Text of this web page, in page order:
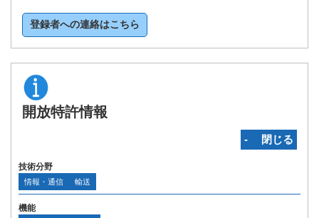
登録者への連絡はこちら
開放特許情報
‐ 閉じる
技術分野
情報・通信 輸送
機能